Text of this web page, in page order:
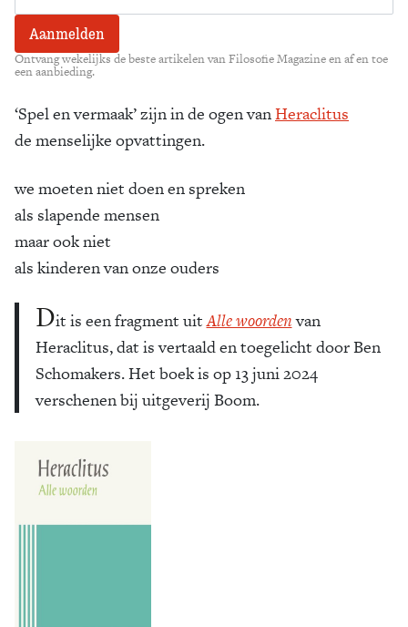
Ontvang wekelijks de beste artikelen van Filosofie Magazine en af en toe
een aanbieding.
‘Spel en vermaak’ zijn in de ogen vanHeraclitus
de menselijke opvattingen.
we moeten niet doen en spreken
als slapende mensen
maar ook niet
als kinderen van onze ouders
Dit is een fragment uitAlle woordenvan
Heraclitus, dat is vertaald en toegelicht door Ben
Schomakers. Het boek is op 13 juni 2024
verschenen bij uitgeverij Boom.